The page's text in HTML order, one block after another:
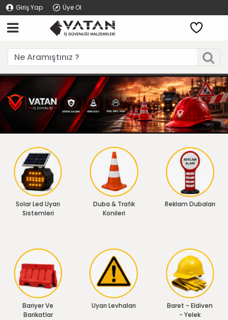
Giriş Yap Üye Ol
Solar Led Uyarı
Sistemleri
Duba & Trafik
Konileri
Reklam Dubaları
Bariyer Ve
Barikatlar
Uyarı Levhaları
Baret - Eldiven
- Yelek